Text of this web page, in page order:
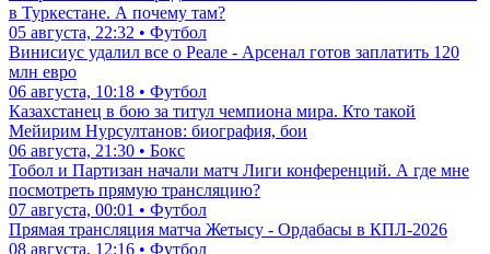
в Туркестане. А почему там?
05 августа, 22:32 • Футбол
Винисиус удалил все о Реале - Арсенал готов заплатить 120
млн евро
06 августа, 10:18 • Футбол
Казахстанец в бою за титул чемпиона мира. Кто такой
Мейирим Нурсултанов: биография, бои
06 августа, 21:30 • Бокс
Тобол и Партизан начали матч Лиги конференций. А где мне
посмотреть прямую трансляцию?
07 августа, 00:01 • Футбол
Прямая трансляция матча Жетысу - Ордабасы в КПЛ-2026
08 августа, 12:16 • Футбол